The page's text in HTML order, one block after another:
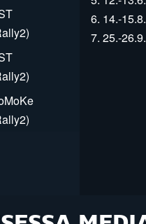
6. 14.-
7. 25.-